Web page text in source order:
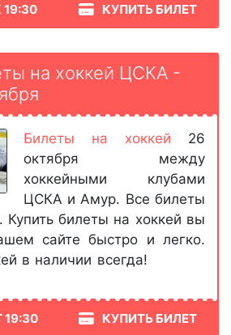
КУПИТЬ БИЛЕТ
на хоккей ЦСКА -
Билеты на хоккей 26
октября между
хоккейными клубами
ЦСКА и Амур. Все билеты
Купить билеты на хоккей вы
сайте быстро и легко.
в наличии всегда!
19:30 КУПИТЬ БИЛЕТ